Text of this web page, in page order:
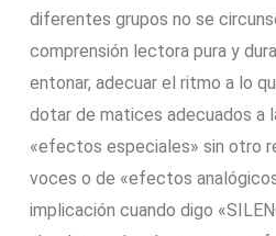
diferentes grupos no se
comprensión lectora pura y
entonar, adecuar el ritmo a lo
dotar de matices adecuados a
«efectos especiales» sin otro
voces o de «efectos
implicación cuando digo